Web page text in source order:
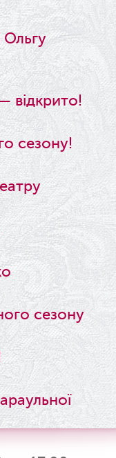
Ольгу
відкрито!
сезону!
сезону